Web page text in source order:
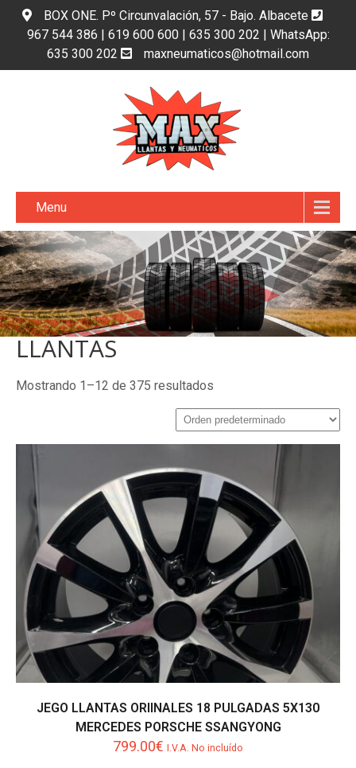
BOX ONE. Pº Circunvalación, 57 - Bajo. Albacete
967 544 386 | 619 600 600 | 635 300 202 | WhatsApp:
635 300 202
maxneumaticos@hotmail.com
Menu
LLANTAS
Mostrando 1–12 de 375 resultados
JEGO LLANTAS ORIINALES 18 PULGADAS 5X130
MERCEDES PORSCHE SSANGYONG
799.00€ I.V.A. No incluído